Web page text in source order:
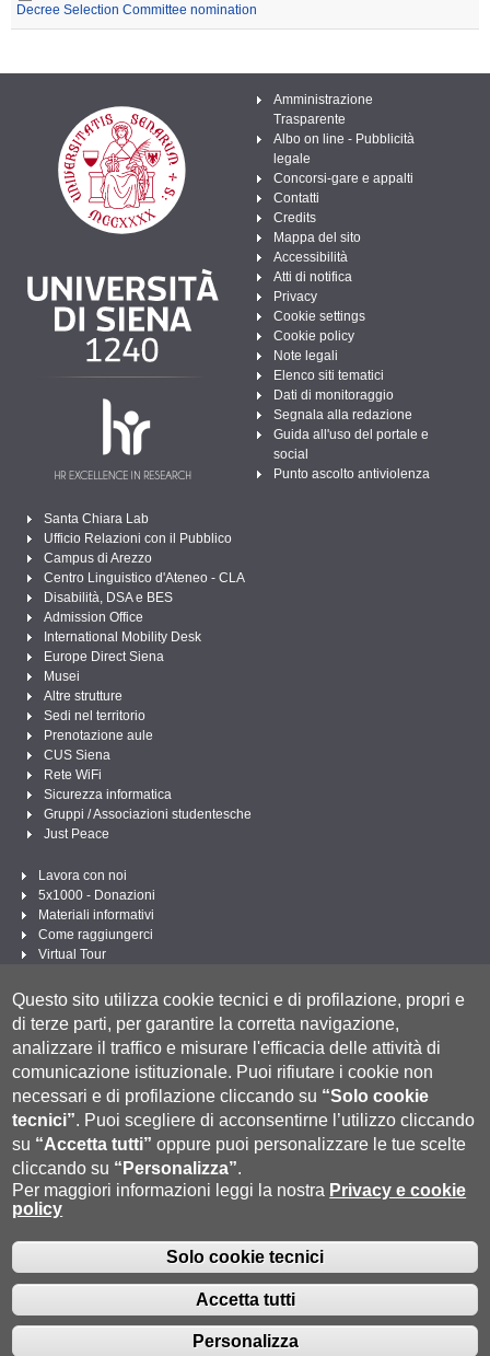
Decree Selection Committee nomination
Amministrazione
Trasparente
Albo on line - Pubblicità
legale
Concorsi-gare e appalti
Contatti
Credits
Mappa del sito
Accessibilità
Atti di notifica
Privacy
Cookie settings
Cookie policy
Note legali
Elenco siti tematici
Dati di monitoraggio
Segnala alla redazione
Guida all'uso del portale e
social
Punto ascolto antiviolenza
Santa Chiara Lab
Ufficio Relazioni con il Pubblico
Campus di Arezzo
Centro Linguistico d'Ateneo - CLA
Disabilità, DSA e BES
Admission Office
International Mobility Desk
Europe Direct Siena
Musei
Altre strutture
Sedi nel territorio
Prenotazione aule
CUS Siena
Rete WiFi
Sicurezza informatica
Gruppi / Associazioni studentesche
Just Peace
Lavora con noi
5x1000 - Donazioni
Materiali informativi
Come raggiungerci
Virtual Tour
Segui UNISI
Università degli Studi di Siena
P.IVA 00273530527 | C.F. 80002070524 |
Modalità di pagamento
Fatturazione Elettronica
Contatti:urp@unisi.it
- URP - Ufficio Relazioni con il Pubblico Tel. 0577 235555 (dal
lunedì al venerdì dalle 9.30 alle 10.30)
Questo sito utilizza cookie tecnici e di profilazione, propri e
di terze parti, per garantire la corretta navigazione,
analizzare il traffico e misurare l'efficacia delle attività di
comunicazione istituzionale. Puoi rifiutare i cookie non
necessari e di profilazione cliccando su “Solo cookie
tecnici”. Puoi scegliere di acconsentirne l’utilizzo cliccando
su “Accetta tutti” oppure puoi personalizzare le tue scelte
cliccando su “Personalizza”.
Per maggiori informazioni leggi la nostra Privacy e cookie
policy
Solo cookie tecnici
Accetta tutti
Personalizza